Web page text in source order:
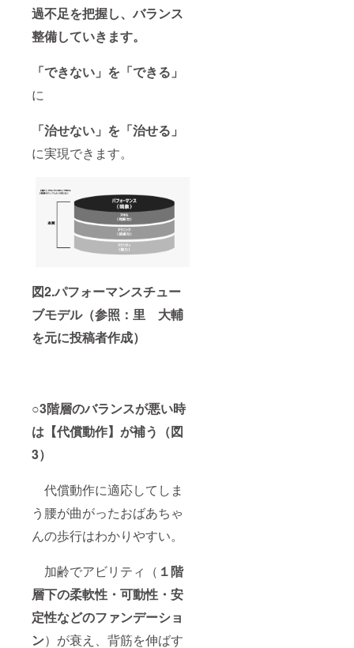
過不足を把握し、バランス
整備していきます。
「できない」を「できる」
に
「治せない」を「治せる」
に実現できます。
図2.パフォーマンスチュー
ブモデル（参照：里 大輔
を元に投稿者作成）
○3階層のバランスが悪い時
は【代償動作】が補う（図
3）
代償動作に適応してしま
う腰が曲がったおばあちゃ
んの歩行はわかりやすい。
加齢でアビリティ（ １階
層下の柔軟性・可動性・安
定性などのファンデーショ
ン）が衰え、背筋を伸ばす